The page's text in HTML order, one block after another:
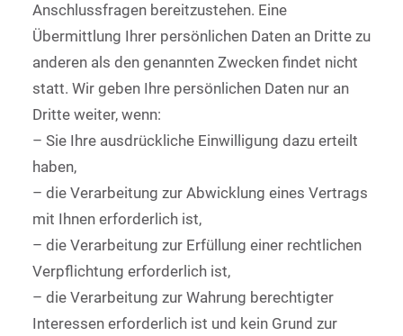
Anschlussfragen bereitzustehen. Eine
Übermittlung Ihrer persönlichen Daten an Dritte zu
anderen als den genannten Zwecken findet nicht
statt. Wir geben Ihre persönlichen Daten nur an
Dritte weiter, wenn:
– Sie Ihre ausdrückliche Einwilligung dazu erteilt
haben,
– die Verarbeitung zur Abwicklung eines Vertrags
mit Ihnen erforderlich ist,
– die Verarbeitung zur Erfüllung einer rechtlichen
Verpflichtung erforderlich ist,
– die Verarbeitung zur Wahrung berechtigter
Interessen erforderlich ist und kein Grund zur